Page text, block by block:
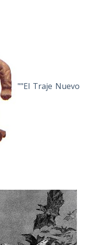
""El Traje Nuevo